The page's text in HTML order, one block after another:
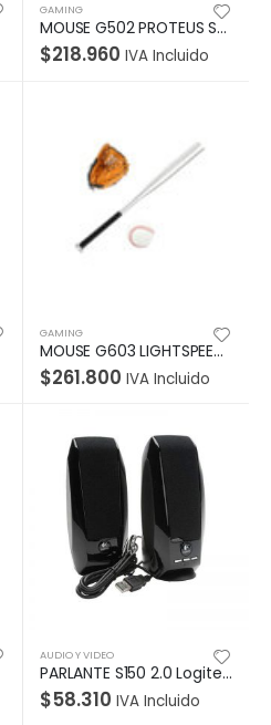
GAMING
MOUSE G502 PROTEUS SPECTRUM Logitech Gaming Alámbrico USB 16000DPI Compatible Win-Mac Sensor HERO16K 11Botones Programables RGB Lightsync G HUB Garantía 2Años-NEGRO
$218.960 IVA Incluido
GAMING
MOUSE G603 LIGHTSPEED Logitech Gaming Inalámbrico Receptor USB 12000DPI Compatible Win-Mac Sensor HERO16K 6Botones Programables RGB Lightsybc Garantía 2Años-NEGRO
$261.800 IVA Incluido
AUDIO Y VIDEO
PARLANTE S150 2.0 Logitech Potencia 2.2W USB Compatible PC-Cell-Tablet Sonido Estéreo Nítido Garantía 1Año-NEGRO
$58.310 IVA Incluido